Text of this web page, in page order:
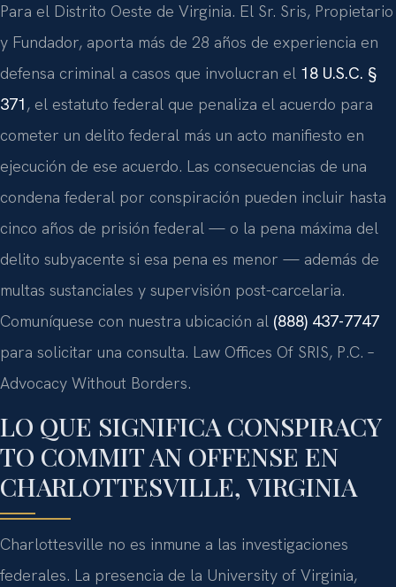
Para el Distrito Oeste de Virginia. El Sr. Sris, Propietario
y Fundador, aporta más de 28 años de experiencia en
defensa criminal a casos que involucran el 18 U.S.C. §
371, el estatuto federal que penaliza el acuerdo para
cometer un delito federal más un acto manifiesto en
ejecución de ese acuerdo. Las consecuencias de una
condena federal por conspiración pueden incluir hasta
cinco años de prisión federal — o la pena máxima del
delito subyacente si esa pena es menor — además de
multas sustanciales y supervisión post-carcelaria.
Comuníquese con nuestra ubicación al (888) 437-7747
para solicitar una consulta. Law Offices Of SRIS, P.C. –
Advocacy Without Borders.
LO QUE SIGNIFICA CONSPIRACY
TO COMMIT AN OFFENSE EN
CHARLOTTESVILLE, VIRGINIA
Charlottesville no es inmune a las investigaciones
federales. La presencia de la University of Virginia,